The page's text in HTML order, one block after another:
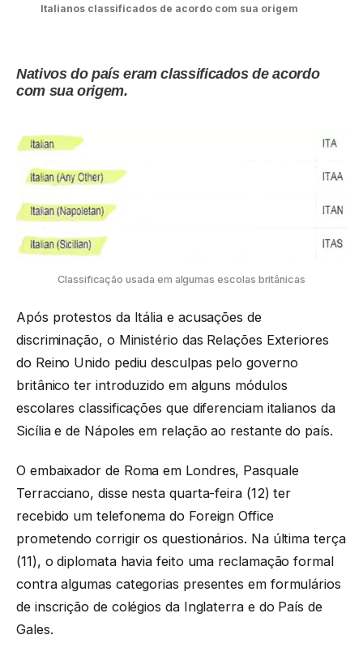
Italianos classificados de acordo com sua origem
Nativos do país eram classificados de acordo
com sua origem.
Classificação usada em algumas escolas britânicas
Após protestos da Itália e acusações de
discriminação, o Ministério das Relações Exteriores
do Reino Unido pediu desculpas pelo governo
britânico ter introduzido em alguns módulos
escolares classificações que diferenciam italianos da
Sicília e de Nápoles em relação ao restante do país.
O embaixador de Roma em Londres, Pasquale
Terracciano, disse nesta quarta-feira (12) ter
recebido um telefonema do Foreign Office
prometendo corrigir os questionários. Na última terça
(11), o diplomata havia feito uma reclamação formal
contra algumas categorias presentes em formulários
de inscrição de colégios da Inglaterra e do País de
Gales.